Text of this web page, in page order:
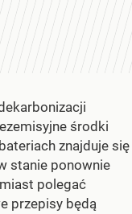
środki
znajduje się
stanie ponownie
polegać
przepisy będą